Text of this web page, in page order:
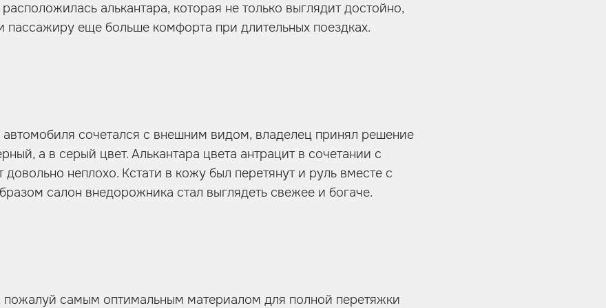
расположилась алькантара, которая не только выглядит достойно,
пассажиру еще больше комфорта при длительных поездках.
автомобиля сочетался с внешним видом, владелец принял решение
а в серый цвет. Алькантара цвета антрацит в сочетании с
неплохо. Кстати в кожу был перетянут и руль вместе с
салон внедорожника стал выглядеть свежее и богаче.
пожалуй самым оптимальным материалом для полной перетяжки